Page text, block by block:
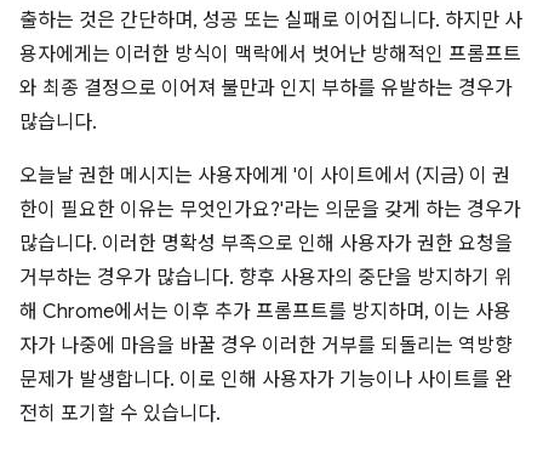
출하는 것은 간단하며, 성공 또는 실패로 이어집니다. 하지만 사
용자에게는 이러한 방식이 맥락에서 벗어난 방해적인 프롬프트
와 최종 결정으로 이어져 불만과 인지 부하를 유발하는 경우가
많습니다.
오늘날 권한 메시지는 사용자에게 '이 사이트에서 (지금) 이 권
한이 필요한 이유는 무엇인가요?'라는 의문을 갖게 하는 경우가
많습니다. 이러한 명확성 부족으로 인해 사용자가 권한 요청을
거부하는 경우가 많습니다. 향후 사용자의 중단을 방지하기 위
해 Chrome에서는 이후 추가 프롬프트를 방지하며, 이는 사용
자가 나중에 마음을 바꿀 경우 이러한 거부를 되돌리는 역방향
문제가 발생합니다. 이로 인해 사용자가 기능이나 사이트를 완
전히 포기할 수 있습니다.